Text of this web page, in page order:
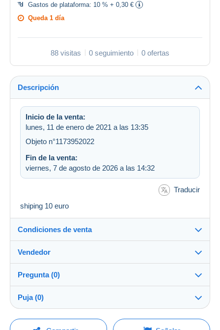
Gastos de plataforma: 10 % + 0,30 €
Queda 1 día
88 visitas 0 seguimiento 0 ofertas
Descripción
Inicio de la venta:
lunes, 11 de enero de 2021 a las 13:35
Objeto n°1173952022
Fin de la venta:
viernes, 7 de agosto de 2026 a las 14:32
Traducir
shiping 10 euro
Condiciones de venta
Destino:
Ver la lista de países
Envío:
Envío después del pago
A cargo del vendedor
Vendedor
andrej_ns100%(10903x)
Tienda
Pregunta (0)
Para hacer una pregunta, debe iniciar una
Puja (0)
La venta se prolongará un minuto si se presenta una